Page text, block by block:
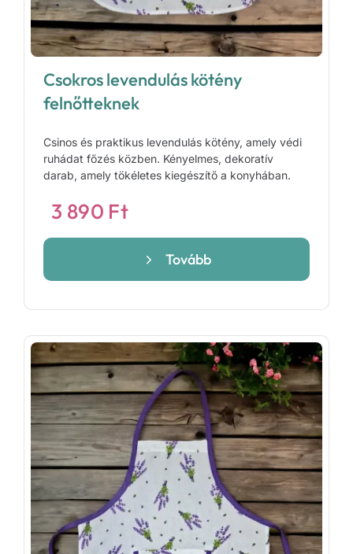
Csokros levendulás kötény
felnőtteknek
Csinos és praktikus levendulás kötény, amely védi
ruhádat főzés közben. Kényelmes, dekoratív
darab, amely tökéletes kiegészítő a konyhában.
3 890 Ft
Tovább